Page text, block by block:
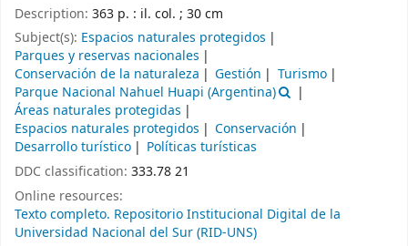
Description: 363 p. : il. col. ; 30 cm
Subject(s): Espacios naturales protegidos
Parques y reservas nacionales
Conservación de la naturaleza
Gestión
Turismo
Parque Nacional Nahuel Huapi (Argentina)
Áreas naturales protegidas
Espacios naturales protegidos
Conservación
Desarrollo turístico
Políticas turísticas
DDC classification: 333.78 21
Online resources:
Texto completo. Repositorio Institucional Digital de la
Universidad Nacional del Sur (RID-UNS)